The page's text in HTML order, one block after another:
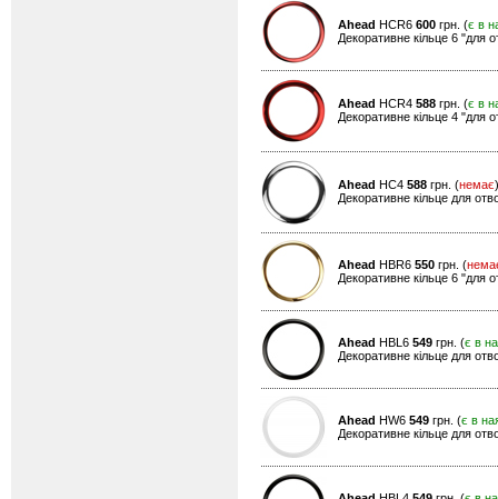
Ahead HCR6 600 грн. (є в
Декоративне кільце 6 "для
Ahead HCR4 588 грн. (є в
Декоративне кільце 4 "для
Ahead HC4 588 грн. (немає)
Декоративне кільце для
Ahead HBR6 550 грн. (
Декоративне кільце 6 "для
Ahead HBL6 549 грн. (є в
Декоративне кільце для
Ahead HW6 549 грн. (є в
Декоративне кільце для